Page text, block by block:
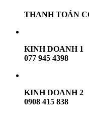
THANH TOÁN
KINH DOANH 1
077 945 4398
KINH DOANH 2
0908 415 838